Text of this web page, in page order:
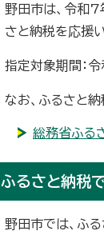
野田市は、令和7
さと納税を応援
指定対象期間：
なお、ふるさと
総務省ふる
ふるさと納税
野田市では、ふ